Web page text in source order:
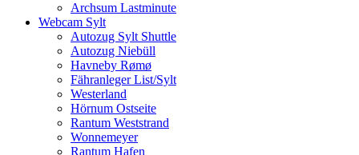
Archsum Lastminute
Webcam Sylt
Autozug Sylt Shuttle
Autozug Niebüll
Havneby Rømø
Fähranleger List/Sylt
Westerland
Hörnum Ostseite
Rantum Weststrand
Wonnemeyer
Rantum Hafen